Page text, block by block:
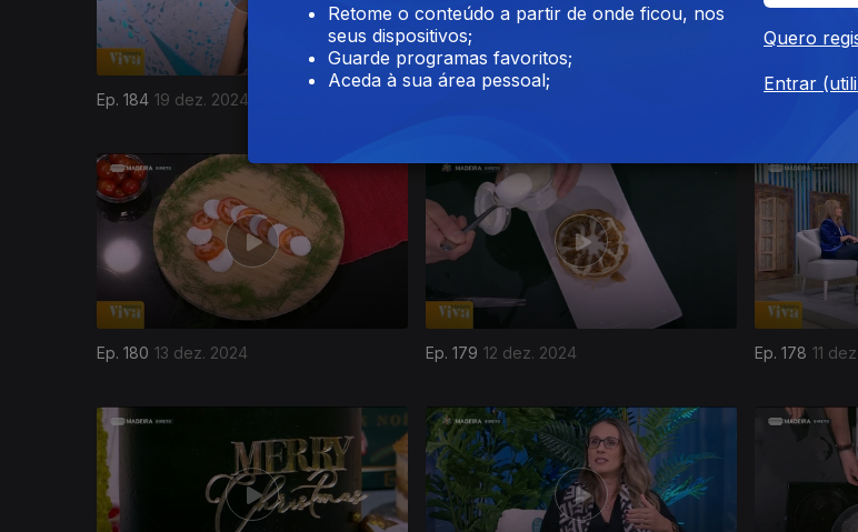
Ep. 184 19 dez. 2024
Ep. 180 13 dez. 2024 Ep. 179 12 dez. 2024 Ep. 178 11
Retome o conteúdo a partir de onde ficou, nos
seus dispositivos;
Guarde programas favoritos;
Aceda à sua área pessoal;
Quero
Entrar